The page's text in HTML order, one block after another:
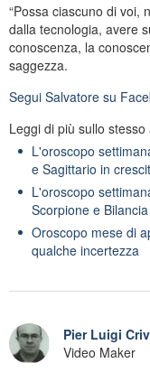
“Possa ciascuno di voi,
dalla tecnologia, avere
conoscenza, la
saggezza.
Segui Salvatore su
Leggi di più sullo
L'oroscopo
e Sagittario in
L'oroscopo
Scorpione e
Oroscopo mese di
qualche incertezza
Pier Luigi
Video Maker